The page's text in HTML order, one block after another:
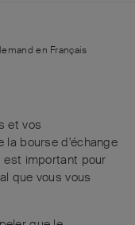
en Français
et vos
la bourse d'échange
est important pour
que vous vous